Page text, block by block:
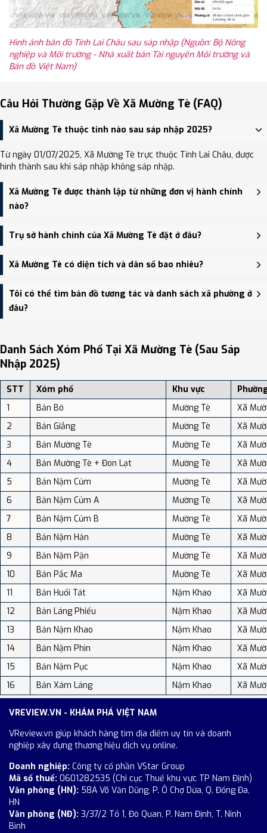
Hình ảnh bản đồ Tỉnh Lai Châu sau sáp nhập (Nguồn: Bộ Nông
nghiệp và Môi trường - Nhà xuất bản Tài nguyên Môi trường và
Bản đồ Việt Nam)
Câu Hỏi Thường Gặp Về Xã Mường Tè (FAQ)
Xã Mường Tè thuộc tỉnh nào sau sáp nhập 2025?
Từ ngày 01/07/2025, Xã Mường Tè trực thuộc Tỉnh Lai Châu, được
hình thành sau khi sáp nhập không sáp nhập.
Xã Mường Tè được thành lập từ những đơn vị hành chính
nào?
Xã Mường Tè được thành lập trên cơ sở sáp nhập Xã Nậm Khao,
Xã Mường Tè.
Trụ sở hành chính của Xã Mường Tè đặt ở đâu?
Trụ sở hành chính mới của Xã Mường Tè đặt tại Bản Bó, xã Mường
Tè - trung tâm khu vực thuận tiện giao thông.
Xã Mường Tè có diện tích và dân số bao nhiêu?
Xã Mường Tè có Diện tích: 292.00 km², Dân số: 6,364 người, Mật
độ dân số: Khoảng 21.79 người/km²
Tôi có thể tìm bản đồ tương tác và danh sách xã phường ở
đâu?
địa điểm tại: VReview.vn - Nền tảng review địa điểm, dịch vụ và du
lịch uy tín tại Việt Nam.
Danh Sách Xóm Phố Tại Xã Mường Tè (sau Sáp
Nhập 2025)
STT Xóm phố Khu vực
1
Bản Bó Mường Tè
Xã
2
Bản Giẳng Mường Tè
Xã
3
Bản Mường Tè Mường Tè
Xã
4
Bản Mường Tè + Đon Lạt Mường Tè
Xã
5
Bản Nậm Củm Mường Tè
Xã
6
Bản Nậm Củm A Mường Tè
Xã
7
Bản Nậm Củm B Mường Tè
Xã
8
Bản Nậm Hản Mường Tè
Xã
9
Bản Nậm Pặn Mường Tè
Xã
10
Bản Pắc Ma Mường Tè
Xã
11
Bản Huổi Tát Nậm Khao
Xã
12
Bản Láng Phiếu Nậm Khao
Xã
13
Bản Nậm Khao Nậm Khao
Xã
14
Bản Nậm Phìn Nậm Khao
Xã
15
Bản Nậm Pục Nậm Khao
Xã
16
Bản Xám Láng Nậm Khao Xã
VREVIEW.VN - KHÁM PHÁ VIỆT NAM
VReview.vn giúp khách hàng tìm địa điểm uy tín và doanh
nghiệp xây dựng thương hiệu dịch vụ online.
Doanh nghiệp: Công ty cổ phần VStar Group
Mã số thuế: 0601282535 (Chi cục Thuế khu vực TP Nam Định)
Văn phòng (HN): 58A Võ Văn Dũng, P. Ô Chợ Dừa, Q. Đống Đa,
HN
Văn phòng (NĐ): 3/37/2 Tổ 1, Đò Quan, P. Nam Định, T. Ninh
Bình